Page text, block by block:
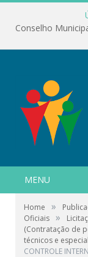
MENU
Home »
Oficiais »
(Contratação de
técnicos e
CONTROLE